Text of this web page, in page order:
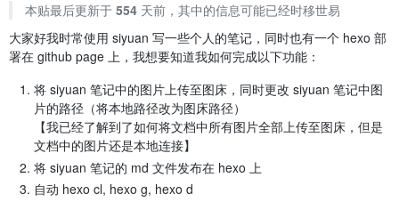
本贴最后更新于 554天前，其中的信息可能已经时移世易
大家好我时常使用 siyuan 写一些个人的笔记，同时也有一个 hexo 部
署在 github page 上，我想要知道我如何完成以下功能：
将 siyuan 笔记中的图片上传至图床，同时更改 siyuan 笔记中图
片的路径（将本地路径改为图床路径）
【我已经了解到了如何将文档中所有图片全部上传至图床，但是
文档中的图片还是本地连接】
将 siyuan 笔记的 md 文件发布在 hexo 上
自动 hexo cl, hexo g, hexo d